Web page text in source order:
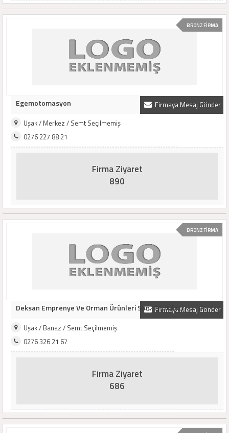
BRONZ FİRMA
Firmaya Mesaj Gönder
Egemotomasyon
Uşak / Merkez / Semt Seçilmemiş
0276 227 88 21
Firma Ziyaret
890
BRONZ FİRMA
Firmaya Mesaj Gönder
Deksan Emprenye Ve Orman Ürünleri San. Tic.ltd.şti.
Uşak / Banaz / Semt Seçilmemiş
0276 326 21 67
Firma Ziyaret
686